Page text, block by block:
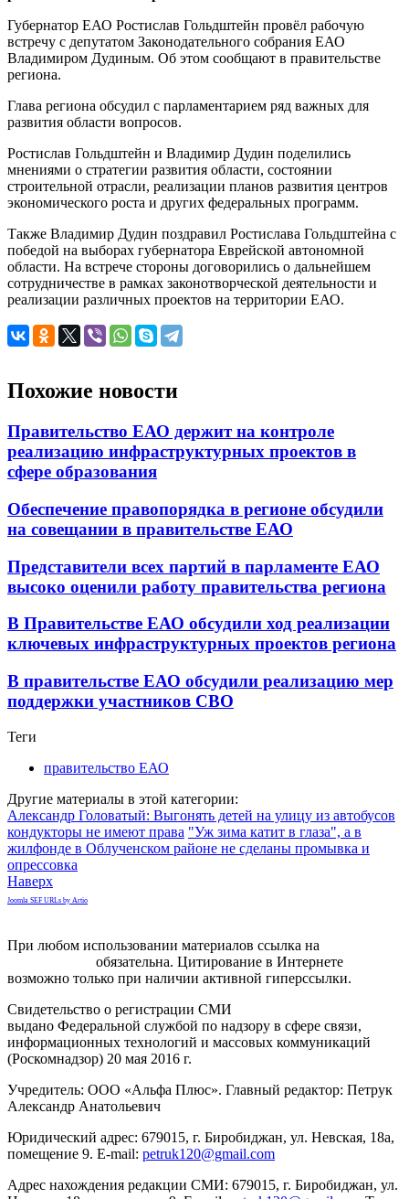
Губернатор ЕАО Ростислав Гольдштейн провёл рабочую
встречу с депутатом Законодательного собрания ЕАО
Владимиром Дудиным. Об этом сообщают в правительстве
региона.
Глава региона обсудил с парламентарием ряд важных для
развития области вопросов.
Ростислав Гольдштейн и Владимир Дудин поделились
мнениями о стратегии развития области, состоянии
строительной отрасли, реализации планов развития центров
экономического роста и других федеральных программ.
Также Владимир Дудин поздравил Ростислава Гольдштейна с
победой на выборах губернатора Еврейской автономной
области. На встрече стороны договорились о дальнейшем
сотрудничестве в рамках законотворческой деятельности и
реализации различных проектов на территории ЕАО.
Похожие новости
Правительство ЕАО держит на контроле
реализацию инфраструктурных проектов в
сфере образования
Обеспечение правопорядка в регионе обсудили
на совещании в правительстве ЕАО
Представители всех партий в парламенте ЕАО
высоко оценили работу правительства региона
В Правительстве ЕАО обсудили ход реализации
ключевых инфраструктурных проектов региона
В правительстве ЕАО обсудили реализацию мер
поддержки участников СВО
Теги
правительство ЕАО
Другие материалы в этой категории:
Александр Головатый: Выгонять детей на улицу из автобусов
кондукторы не имеют права "Уж зима катит в глаза", а в
жилфонде в Облученском районе не сделаны промывка и
опрессовка
Наверх
Joomla SEF URLs by Artio
При любом использовании материалов ссылка на
обязательна. Цитирование в Интернете
возможно только при наличии активной гиперссылки.
Свидетельство о регистрации СМИ
выдано Федеральной службой по надзору в сфере связи,
информационных технологий и массовых коммуникаций
(Роскомнадзор) 20 мая 2016 г.
Учредитель: ООО «Альфа Плюс». Главный редактор: Петрук
Александр Анатольевич
Юридический адрес: 679015, г. Биробиджан, ул. Невская, 18а,
помещение 9. E-mail: petruk120@gmail.com
Адрес нахождения редакции СМИ: 679015, г. Биробиджан, ул.